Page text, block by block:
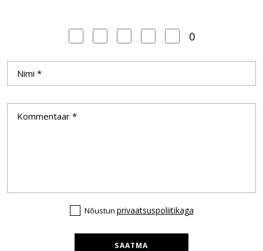
0
Nõustun privaatsuspoliitikaga
SAATMA